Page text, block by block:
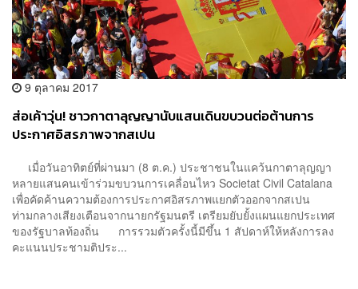
9 ตุลาคม 2017
ส่อเค้าวุ่น! ชาวกาตาลุญญานับแสนเดินขบวนต่อต้านการ
ประกาศอิสรภาพจากสเปน
เมื่อวันอาทิตย์ที่ผ่านมา (8 ต.ค.) ประชาชนในแคว้นกาตาลุญญา
หลายแสนคนเข้าร่วมขบวนการเคลื่อนไหว Societat Civil Catalana
เพื่อคัดค้านความต้องการประกาศอิสรภาพแยกตัวออกจากสเปน
ท่ามกลางเสียงเตือนจากนายกรัฐมนตรี เตรียมยับยั้งแผนแยกประเทศ
ของรัฐบาลท้องถิ่น การรวมตัวครั้งนี้มีขึ้น 1 สัปดาห์ให้หลังการลง
คะแนนประชามติประ...